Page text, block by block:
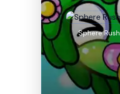
Sphere Rush